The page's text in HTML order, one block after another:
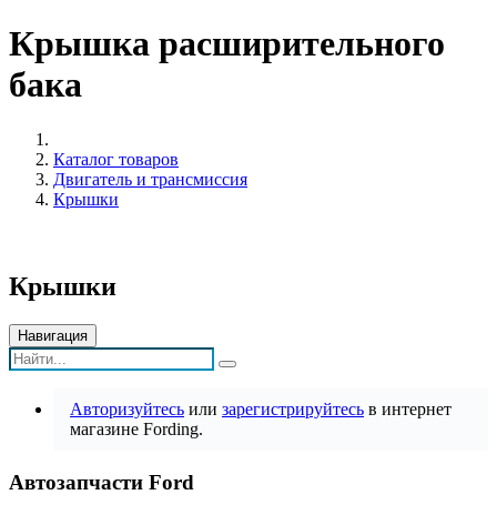
Крышка расширительного
бака
Каталог товаров
Двигатель и трансмиссия
Крышки
Крышки
Навигация
Авторизуйтесь или зарегистрируйтесь в интернет
магазине Fording.
Автозапчасти Ford